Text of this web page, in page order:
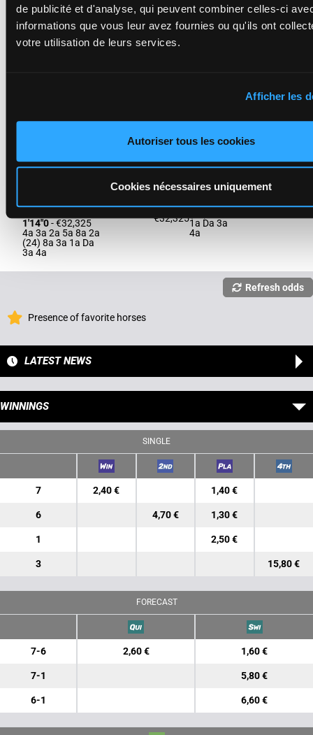
de publicité et d'analyse, qui peuvent combiner celles-ci
informations que vous leur avez fournies ou qu'ils ont
votre utilisation de leurs services.
Afficher les
Autoriser tous les cookies
Cookies nécessaires uniquement
KERJACQUES
RED
Demoulin G.
1'14"0- €32,325
4a 3a 2a 5a 8a 2a
(24) 8a 3a 1a Da
3a 4a
1'14"0
€32,325
4a 3a 2a
5a 8a 2a
1a Da 3a
4a
Refresh odds
Presence of favorite horses
LATEST NEWS
WINNINGS
SINGLE
7 2,40 € 1,40 €
6 4,70 € 1,30 €
1 2,50 €
3 15,80 €
FORECAST
7-6 2,60 € 1,60 €
7-1 5,80 €
6-1 6,60 €